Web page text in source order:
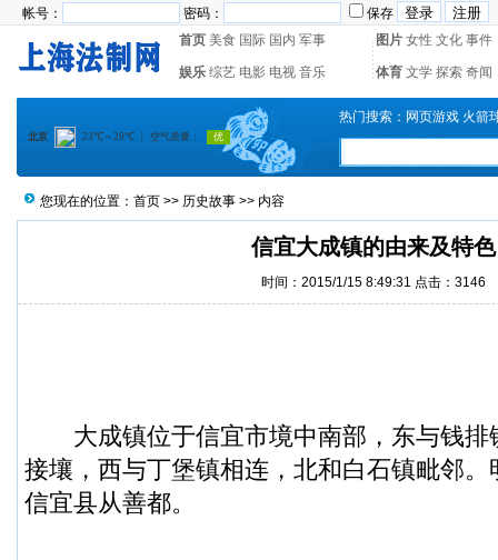
帐号： 密码：
保存
首页 美食 国际 国内 军事 图片 女性 文化 事件
娱乐 综艺 电影 电视 音乐 体育 文学 探索 奇闻
热门搜索： 网页游戏 火箭
您现在的位置： 首页 >> 历史故事 >> 内容
信宜大成镇的由来及特色
时间：2015/1/15 8:49:31 点击：3146
大成镇位于信宜市境中南部，东与钱
接壤，西与丁堡镇相连，北和白石镇毗邻
信宜县从善都。